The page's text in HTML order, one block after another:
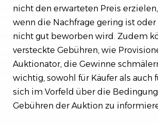
nicht den erwarteten Preis
wenn die Nachfrage gering ist
nicht gut beworben wird. Zudem
versteckte Gebühren, wie
Auktionator, die Gewinne
wichtig, sowohl für Käufer als auch
sich im Vorfeld über die
Gebühren der Auktion zu